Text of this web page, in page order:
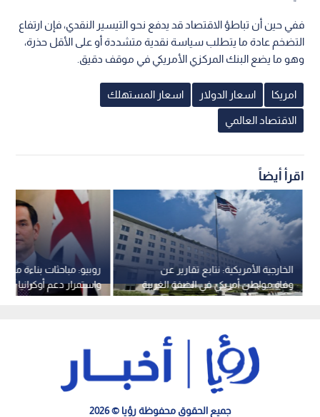
ففي حين أن تباطؤ الاقتصاد قد يدفع نحو التيسير النقدي، فإن ارتفاع
التضخم عادة ما يتطلب سياسة نقدية متشددة أو على الأقل حذرة،
وهو ما يضع البنك المركزي الأمريكي في موقف دقيق.
امريكا اسعار الدولار اسعار المستهلك
الاقتصاد العالمي
اقرأ أيضاً
روبيو: مباحثات بناءة مع
واستمرار دعم أوكرانيا
الخارجية الأمريكية: نتابع تقارير عن
وفاة مواطن أمريكي في الضفة الغربية
جميع الحقوق محفوظة رؤيا © 2026